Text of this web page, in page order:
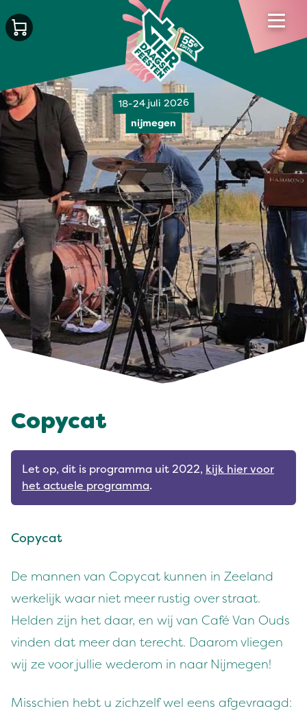
18-24 juli 2026
nijmegen
Copycat
Let op, dit is programma uit 2022, kijk hier voor
het actuele programma.
Copycat
De mannen van Copycat kunnen in Zeeland
werkelijk waar niet meer rustig over straat.
Helden zijn het daar, en wij van Café Van Ouds
vinden dat meer dan terecht. Daarom vliegen
wij ze voor jullie wederom in naar Nijmegen!
Misschien hebt u zichzelf wel eens afgevraagd: